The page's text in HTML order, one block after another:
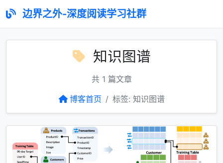
边界之外-深度阅读学习社群
知识图谱
共 1 篇文章
博客首页
标签: 知识图谱